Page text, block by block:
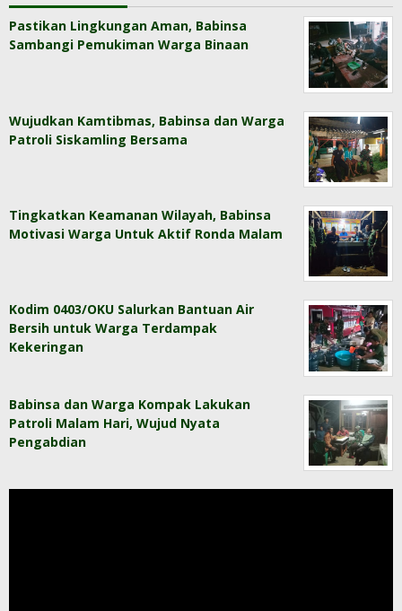
Pastikan Lingkungan Aman, Babinsa
Sambangi Pemukiman Warga Binaan
Wujudkan Kamtibmas, Babinsa dan Warga
Patroli Siskamling Bersama
Tingkatkan Keamanan Wilayah, Babinsa
Motivasi Warga Untuk Aktif Ronda Malam
Kodim 0403/OKU Salurkan Bantuan Air
Bersih untuk Warga Terdampak
Kekeringan
Babinsa dan Warga Kompak Lakukan
Patroli Malam Hari, Wujud Nyata
Pengabdian